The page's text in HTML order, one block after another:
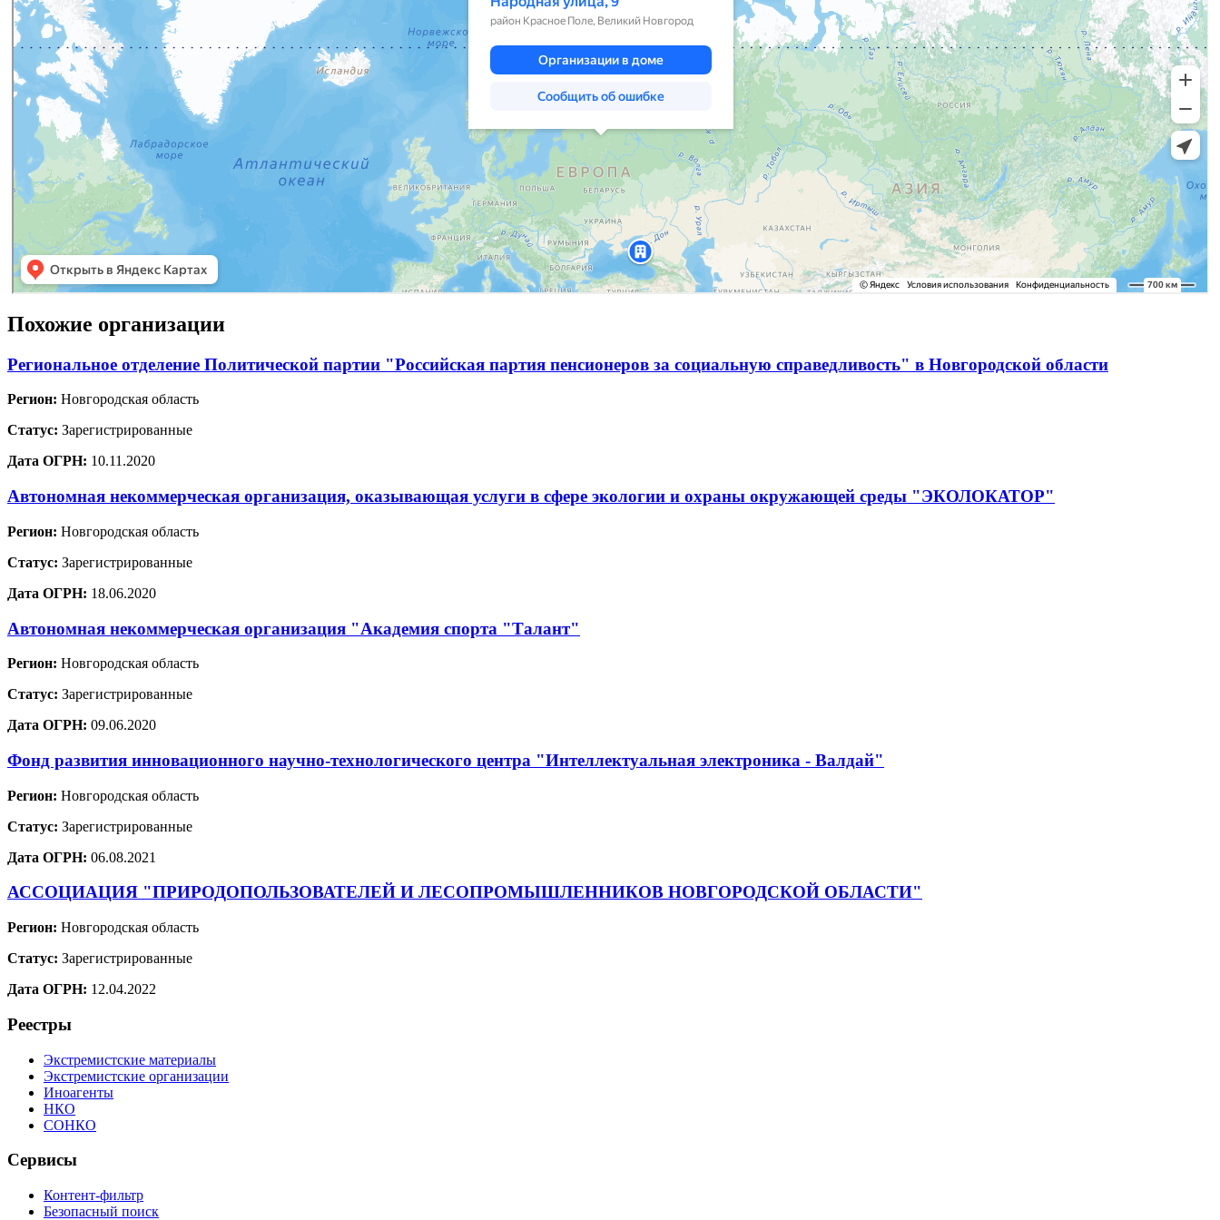
Похожие организации
Региональное отделение Политической партии "Российская партия пенсионеров за социальную справедливость" в Новгородской области
Регион: Новгородская область
Статус: Зарегистрированные
Дата ОГРН: 10.11.2020
Автономная некоммерческая организация, оказывающая услуги в сфере экологии и охраны окружающей среды "ЭКОЛОКАТОР"
Регион: Новгородская область
Статус: Зарегистрированные
Дата ОГРН: 18.06.2020
Автономная некоммерческая организация "Академия спорта "Талант"
Регион: Новгородская область
Статус: Зарегистрированные
Дата ОГРН: 09.06.2020
Фонд развития инновационного научно-технологического центра "Интеллектуальная электроника - Валдай"
Регион: Новгородская область
Статус: Зарегистрированные
Дата ОГРН: 06.08.2021
АССОЦИАЦИЯ "ПРИРОДОПОЛЬЗОВАТЕЛЕЙ И ЛЕСОПРОМЫШЛЕННИКОВ НОВГОРОДСКОЙ ОБЛАСТИ"
Регион: Новгородская область
Статус: Зарегистрированные
Дата ОГРН: 12.04.2022
Реестры
Экстремистские материалы
Экстремистские организации
Иноагенты
НКО
СОНКО
Сервисы
Контент-фильтр
Безопасный поиск